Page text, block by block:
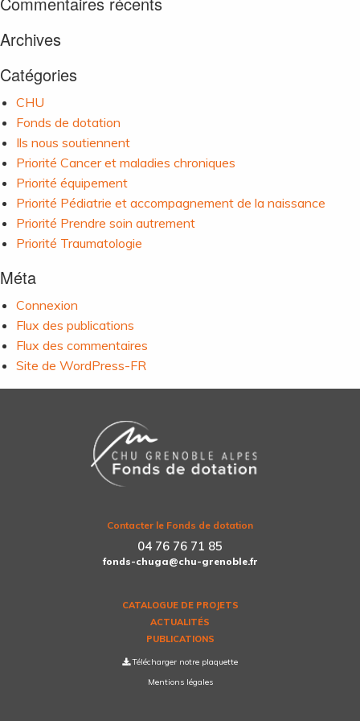
Archives
Catégories
CHU
Fonds de dotation
Ils nous soutiennent
Priorité Cancer et maladies chroniques
Priorité équipement
Priorité Pédiatrie et accompagnement de la naissance
Priorité Prendre soin autrement
Priorité Traumatologie
Méta
Connexion
Flux des publications
Flux des commentaires
Site de WordPress-FR
Contacter le Fonds de dotation
04 76 76 71 85
fonds-chuga@chu-grenoble.fr
CATALOGUE DE PROJETS
ACTUALITÉS
PUBLICATIONS
Télécharger notre plaquette
Mentions légales